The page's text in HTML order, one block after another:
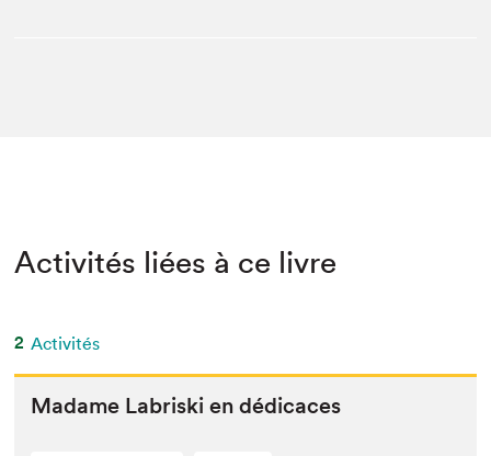
Activités liées à ce livre
2 Activités
Madame Labris­ki en dédicaces